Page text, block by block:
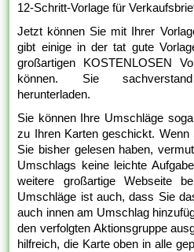
12-Schritt-Vorlage für
Jetzt können Sie mit Ihrer
gibt einige in der tat gute
großartigen KOSTENLOSEN
können. Sie sachverstand
herunterladen.
Sie können Ihre Umschläge
zu Ihren Karten geschickt.
Sie bisher gelesen haben,
Umschlags keine leichte
weitere großartige Webseite
Umschläge ist auch, dass Sie
auch innen am Umschlag
den verfolgten Aktionsgruppe
hilfreich, die Karte oben in alle